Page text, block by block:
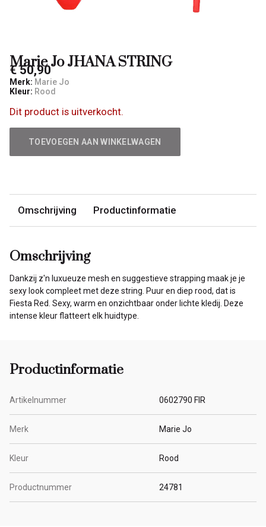
Marie Jo JHANA STRING
€ 50,90
Merk: Marie Jo
Kleur: Rood
Dit product is uitverkocht.
TOEVOEGEN AAN WINKELWAGEN
Omschrijving Productinformatie
Omschrijving
Dankzij z'n luxueuze mesh en suggestieve strapping maak je je
sexy look compleet met deze string. Puur en diep rood, dat is
Fiesta Red. Sexy, warm en onzichtbaar onder lichte kledij. Deze
intense kleur flatteert elk huidtype.
Productinformatie
Artikelnummer 0602790 FIR
Merk Marie Jo
Kleur Rood
Productnummer 24781